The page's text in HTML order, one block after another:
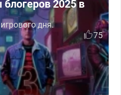
блогеров 2025 в
дня.
75